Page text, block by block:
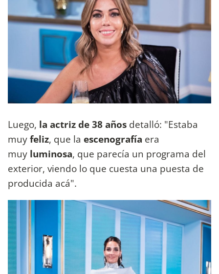
Luego, la actriz de 38 años detalló: "Estaba
muyfeliz, que la escenografía era
muy luminosa, que parecía un programa del
exterior, viendo lo que cuesta una puesta de
producida acá".